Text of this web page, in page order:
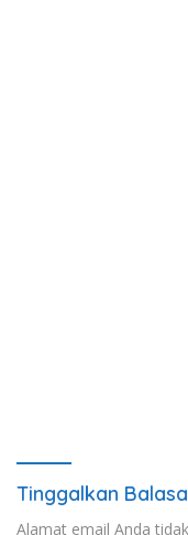
Tinggalkan
Alamat email Anda